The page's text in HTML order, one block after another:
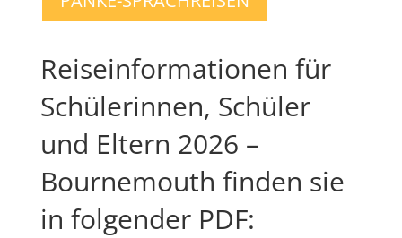
Reiseinformationen für
Schülerinnen, Schüler
und Eltern 2026 –
Bournemouth finden sie
in folgender PDF: